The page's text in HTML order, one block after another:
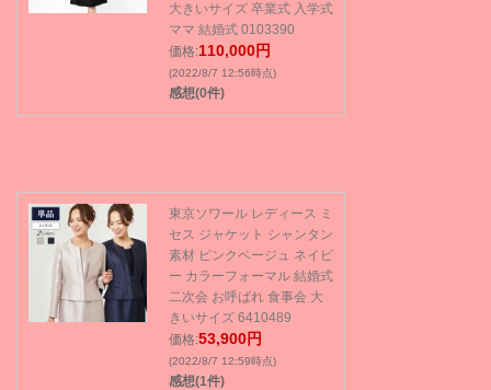
大きいサイズ 卒業式 入学式
ママ 結婚式 0103390
価格:110,000円
(2022/8/7 12:56時点)
感想(0件)
東京ソワール レディース ミ
セス ジャケット シャンタン
素材 ピンクベージュ ネイビ
ー カラーフォーマル 結婚式
二次会 お呼ばれ 食事会 大
きいサイズ 6410489
価格:53,900円
(2022/8/7 12:59時点)
感想(1件)